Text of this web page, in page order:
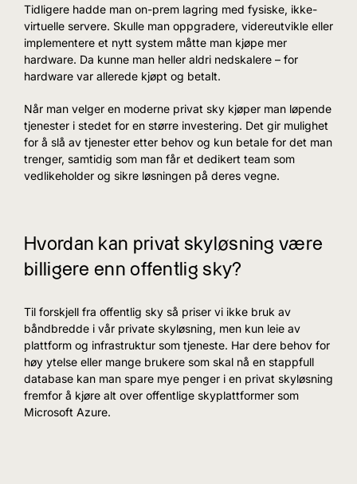
Tidligere hadde man on-prem lagring med fysiske, ikke-
virtuelle servere. Skulle man oppgradere, videreutvikle eller
implementere et nytt system måtte man kjøpe mer
hardware. Da kunne man heller aldri nedskalere – for
hardware var allerede kjøpt og betalt.
Når man velger en moderne privat sky kjøper man løpende
tjenester i stedet for en større investering. Det gir mulighet
for å slå av tjenester etter behov og kun betale for det man
trenger, samtidig som man får et dedikert team som
vedlikeholder og sikre løsningen på deres vegne.
Hvordan kan privat skyløsning være
billigere enn offentlig sky?
Til forskjell fra offentlig sky så priser vi ikke bruk av
båndbredde i vår private skyløsning, men kun leie av
plattform og infrastruktur som tjeneste. Har dere behov for
høy ytelse eller mange brukere som skal nå en stappfull
database kan man spare mye penger i en privat skyløsning
fremfor å kjøre alt over offentlige skyplattformer som
Microsoft Azure.